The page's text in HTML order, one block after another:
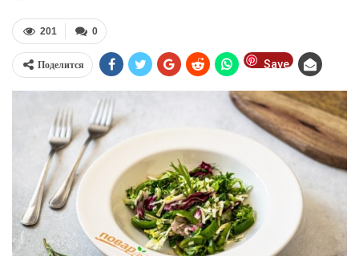
0
201
Поделится Save